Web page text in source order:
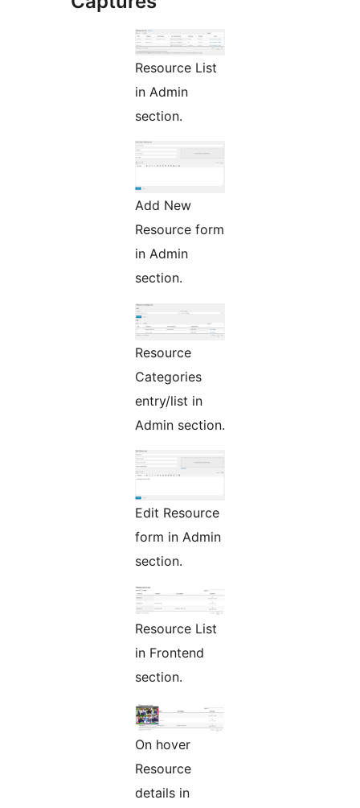
Resource List
in Admin
section.
Add New
Resource form
in Admin
section.
Resource
Categories
entry/list in
Admin section.
Edit Resource
form in Admin
section.
Resource List
in Frontend
section.
On hover
Resource
details in